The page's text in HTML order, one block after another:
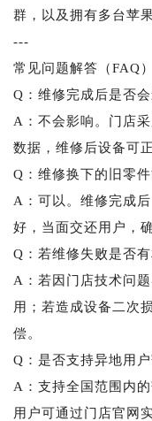
群，以及拥有多台苹
---
常见问题解答（FAQ）
Q：维修完成后是否
A：不会影响。门店
数据，维修后设备可
Q：维修换下的旧零件
A：可以。维修完成
好，当面交还用户，
Q：若维修失败是否
A：若因门店技术问
用；若造成设备二次
偿。
Q：是否支持异地用户
A：支持全国范围内
用户可通过门店官网